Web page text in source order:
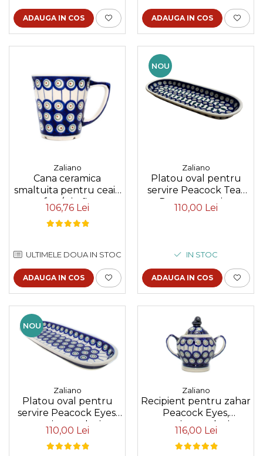
ADAUGA IN COS ADAUGA IN COS
Zaliano
Cana ceramica
smaltuita pentru ceai /
cafea / vin fiert
Peacock Eyes, pictata
manual, 350 ml
106,76 Lei
ULTIMELE DOUA IN STOC
ADAUGA IN COS
NOU
Zaliano
Platou oval pentru
servire Peacock Tear
Drops, ceramica
smaltuita, pictat
110,00 Lei
IN STOC
ADAUGA IN COS
NOU
Zaliano
Platou oval pentru
servire Peacock Eyes,
ceramica smaltuita,
pictat manual, 11,1 x
28,3 cm
110,00 Lei
Zaliano
Recipient pentru zahar
Peacock Eyes,
ceramica smaltuita,
pictat manual, 250 ml
116,00 Lei